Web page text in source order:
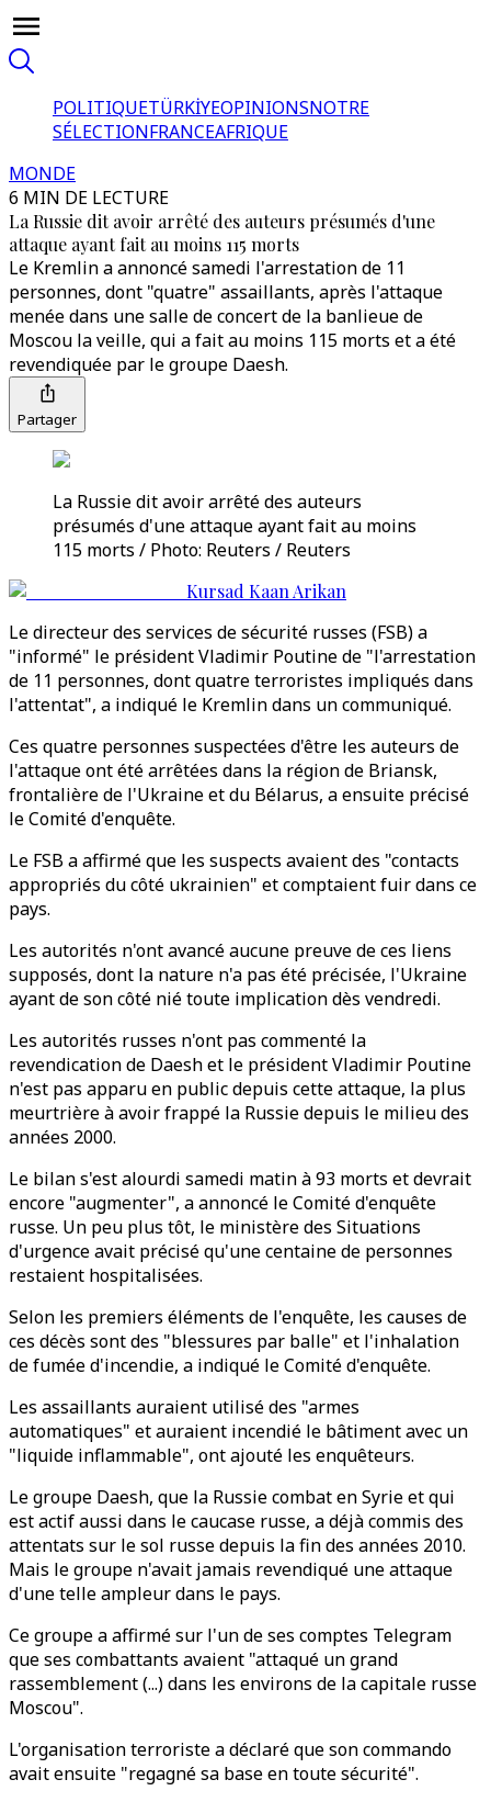
POLITIQUETÜRKİYEOPINIONSNOTRE
SÉLECTIONFRANCEAFRIQUE
MONDE
6 MIN DE LECTURE
La Russie dit avoir arrêté des auteurs présumés d'une
attaque ayant fait au moins 115 morts
Le Kremlin a annoncé samedi l'arrestation de 11
personnes, dont "quatre" assaillants, après l'attaque
menée dans une salle de concert de la banlieue de
Moscou la veille, qui a fait au moins 115 morts et a été
revendiquée par le groupe Daesh.
Partager
La Russie dit avoir arrêté des auteurs
présumés d'une attaque ayant fait au moins
115 morts / Photo: Reuters / Reuters
Kursad Kaan Arikan
Le directeur des services de sécurité russes (FSB) a
"informé" le président Vladimir Poutine de "l'arrestation
de 11 personnes, dont quatre terroristes impliqués dans
l'attentat", a indiqué le Kremlin dans un communiqué.
Ces quatre personnes suspectées d'être les auteurs de
l'attaque ont été arrêtées dans la région de Briansk,
frontalière de l'Ukraine et du Bélarus, a ensuite précisé
le Comité d'enquête.
Le FSB a affirmé que les suspects avaient des "contacts
appropriés du côté ukrainien" et comptaient fuir dans ce
pays.
Les autorités n'ont avancé aucune preuve de ces liens
supposés, dont la nature n'a pas été précisée, l'Ukraine
ayant de son côté nié toute implication dès vendredi.
Les autorités russes n'ont pas commenté la
revendication de Daesh et le président Vladimir Poutine
n'est pas apparu en public depuis cette attaque, la plus
meurtrière à avoir frappé la Russie depuis le milieu des
années 2000.
Le bilan s'est alourdi samedi matin à 93 morts et devrait
encore "augmenter", a annoncé le Comité d'enquête
russe. Un peu plus tôt, le ministère des Situations
d'urgence avait précisé qu'une centaine de personnes
restaient hospitalisées.
Selon les premiers éléments de l'enquête, les causes de
ces décès sont des "blessures par balle" et l'inhalation
de fumée d'incendie, a indiqué le Comité d'enquête.
Les assaillants auraient utilisé des "armes
automatiques" et auraient incendié le bâtiment avec un
"liquide inflammable", ont ajouté les enquêteurs.
Le groupe Daesh, que la Russie combat en Syrie et qui
est actif aussi dans le caucase russe, a déjà commis des
attentats sur le sol russe depuis la fin des années 2010.
Mais le groupe n'avait jamais revendiqué une attaque
d'une telle ampleur dans le pays.
Ce groupe a affirmé sur l'un de ses comptes Telegram
que ses combattants avaient "attaqué un grand
rassemblement (...) dans les environs de la capitale russe
Moscou".
L'organisation terroriste a déclaré que son commando
avait ensuite "regagné sa base en toute sécurité".